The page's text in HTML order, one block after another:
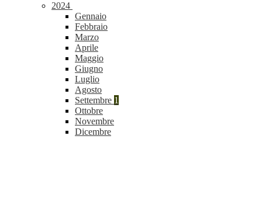
2024
Gennaio
Febbraio
Marzo
Aprile
Maggio
Giugno
Luglio
Agosto
Settembre 1
Ottobre
Novembre
Dicembre